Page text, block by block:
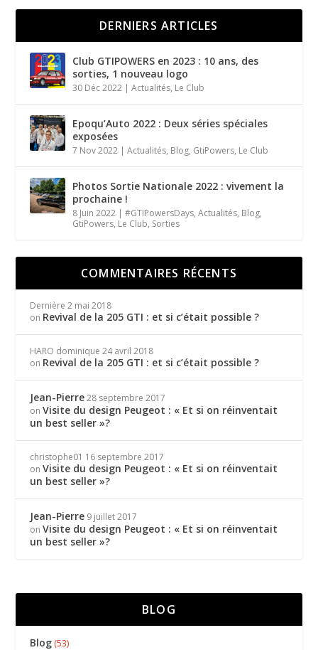
DERNIERS ARTICLES
Club GTIPOWERS en 2023 : 10 ans, des
sorties, 1 nouveau logo
30 Déc 2022 |Actualités, Le Club
Epoqu’Auto 2022 : Deux séries spéciales
exposées
7 Nov 2022 |Actualités, Blog, GtiPowers, Le Club
Photos Sortie Nationale 2022 : vivement la
prochaine !
8 Juin 2022 |#GTIPowersDays,Actualités, Blog,
GtiPowers, Le Club, Sorties
COMMENTAIRES RÉCENTS
Dernière 2 mai 2018
on Revival de la 205 GTI : et si c’était possible ?
HARO dominique 24 avril 2018
on Revival de la 205 GTI : et si c’était possible ?
Jean-Pierre 28 septembre 2017
onVisite du design Peugeot : « Et si on réinventait
un best seller »?
christophe01 16 septembre 2017
onVisite du design Peugeot : « Et si on réinventait
un best seller »?
Jean-Pierre 9 juillet 2017
onVisite du design Peugeot : « Et si on réinventait
un best seller »?
BLOG
Blog (53)